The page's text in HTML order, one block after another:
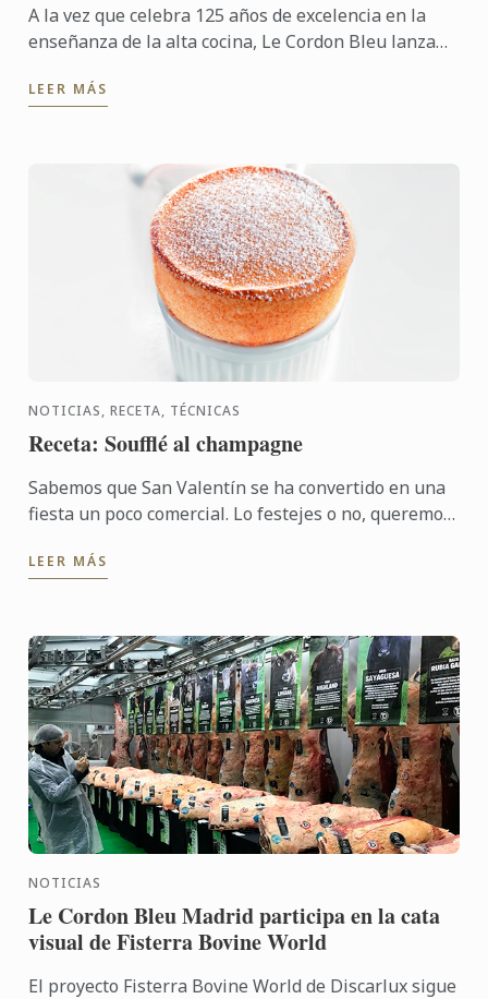
A la vez que celebra 125 años de excelencia en la
enseñanza de la alta cocina, Le Cordon Bleu lanza
LEER MÁS
NOTICIAS, RECETA, TÉCNICAS
Receta: Soufflé al champagne
Sabemos que San Valentín se ha convertido en una
fiesta un poco comercial. Lo festejes o no, queremos
celebrar ...
LEER MÁS
NOTICIAS
Le Cordon Bleu Madrid participa en la cata
visual de Fisterra Bovine World
El proyecto Fisterra Bovine World de Discarlux sigue